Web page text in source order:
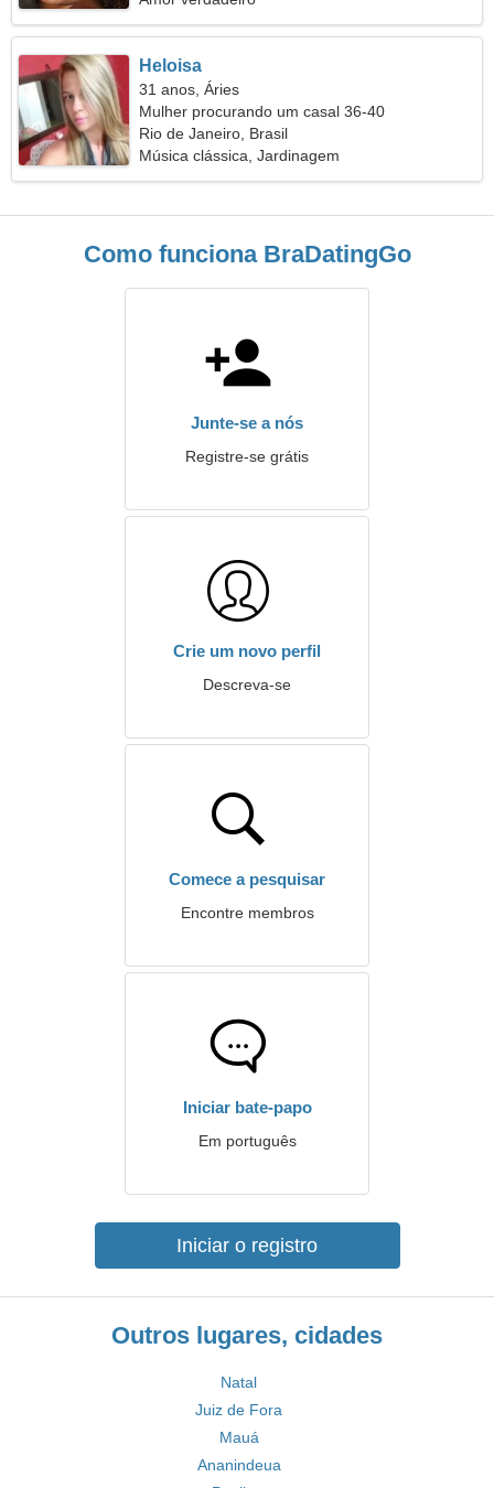
Heloisa
31 anos, Áries
Mulher procurando um casal 36-40
Rio de Janeiro, Brasil
Música clássica, Jardinagem
Como funciona BraDatingGo
Junte-se a nós
Registre-se grátis
Crie um novo perfil
Descreva-se
Comece a pesquisar
Encontre membros
Iniciar bate-papo
Em português
Iniciar o registro
Outros lugares, cidades
Natal
Juiz de Fora
Mauá
Ananindeua